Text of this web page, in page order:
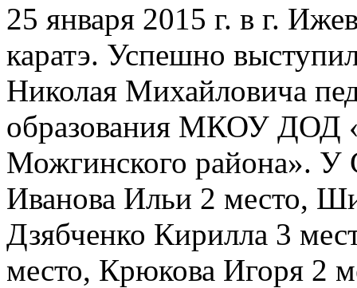
25 января 2015 г. в г.
каратэ. Успешно
Николая Михайловича
образования МКОУ ДОД
Можгинского района». У
Иванова Ильи 2 место,
Дзябченко Кирилла 3
место, Крюкова Игоря 2